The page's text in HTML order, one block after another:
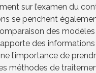
sur l’examen du
se penchent
des modèles
des
l’importance de
méthodes de